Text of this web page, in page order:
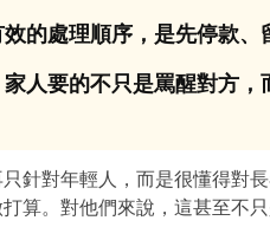
的處理順序，是先停款
人要的不只是罵醒對方，
針對年輕人，而是很懂得對
算。對他們來說，這甚至不